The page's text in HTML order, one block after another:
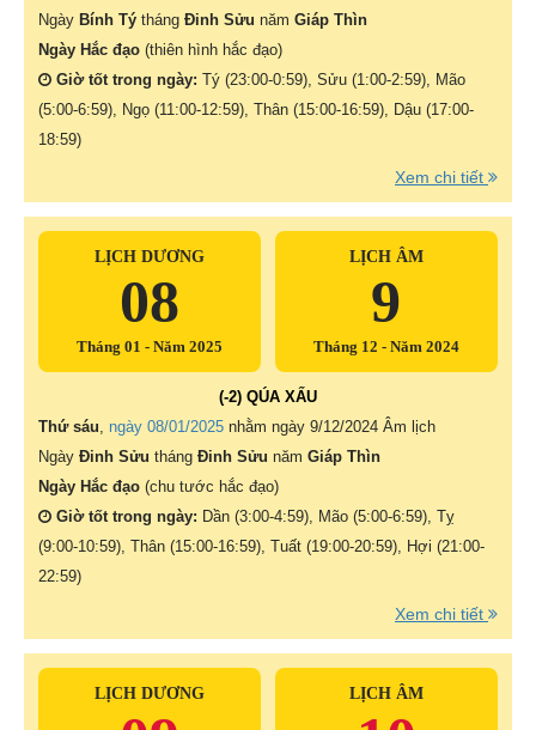
Ngày Bính Tý tháng Đinh Sửu năm Giáp Thìn
Ngày Hắc đạo (thiên hình hắc đạo)
Giờ tốt trong ngày: Tý (23:00-0:59), Sửu (1:00-2:59), Mão
(5:00-6:59), Ngọ (11:00-12:59), Thân (15:00-16:59), Dậu (17:00-
18:59)
Xem chi tiết
LỊCH DƯƠNG
08
Tháng 01 - Năm 2025
LỊCH ÂM
9
Tháng 12 - Năm 2024
(-2) QÚA XẤU
Thứ sáu ngày 08/01/2025 nhằm ngày 9/12/2024 Âm lịch
Ngày Đinh Sửu tháng Đinh Sửu năm Giáp Thìn
Ngày Hắc đạo (chu tước hắc đạo)
Giờ tốt trong ngày: Dần (3:00-4:59), Mão (5:00-6:59), Tỵ
(9:00-10:59), Thân (15:00-16:59), Tuất (19:00-20:59), Hợi (21:00-
22:59)
Xem chi tiết
LỊCH DƯƠNG LỊCH ÂM